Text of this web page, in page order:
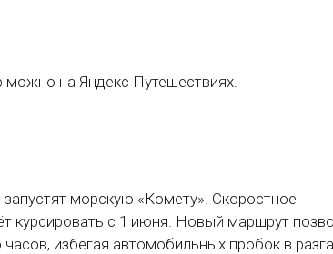
на Яндекс Путешествиях.
морскую «Комету». Скоростное
курсировать с 1 июня. Новый маршрут
избегая автомобильных пробок в